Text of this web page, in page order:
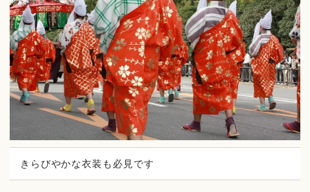
きらびやかな衣装も必見です